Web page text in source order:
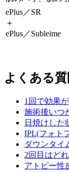
ePlus／SR
＋
ePlus／Subleime
よくある質
1回で効果
施術後いつ
日焼けした
IPL(フォト
ダウンタイ
2回目はど
アトピー性